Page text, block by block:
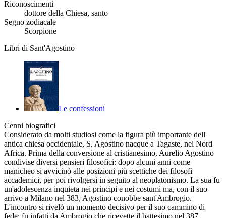
Riconoscimenti
dottore della Chiesa, santo
Segno zodiacale
Scorpione
Libri di Sant'Agostino
Le confessioni
Cenni biografici
Considerato da molti studiosi come la figura più importante dell'
antica chiesa occidentale, S. Agostino nacque a Tagaste, nel Nord
Africa. Prima della conversione al cristianesimo, Aurelio Agostino
condivise diversi pensieri filosofici: dopo alcuni anni come
manicheo si avvicinò alle posizioni più scettiche dei filosofi
accademici, per poi rivolgersi in seguito al neoplatonismo. La sua fu
un'adolescenza inquieta nei principi e nei costumi ma, con il suo
arrivo a Milano nel 383, Agostino conobbe sant'Ambrogio.
L'incontro si rivelò un momento decisivo per il suo cammino di
fede: fu infatti da Ambrogio che ricevette il battesimo nel 387.